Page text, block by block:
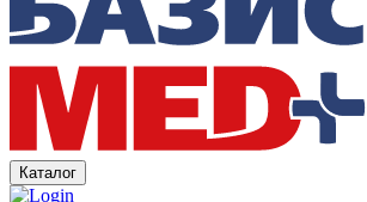
Каталог